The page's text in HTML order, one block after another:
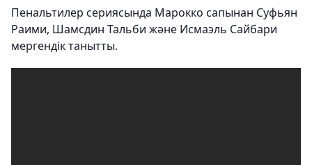
Пенальтилер сериясында Марокко сапынан Суфьян
Раими, Шамсдин Тальби және Исмаэль Сайбари
мергендік танытты.